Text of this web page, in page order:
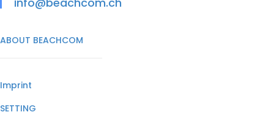
ABOUT BEACHCOM
Imprint
SETTING